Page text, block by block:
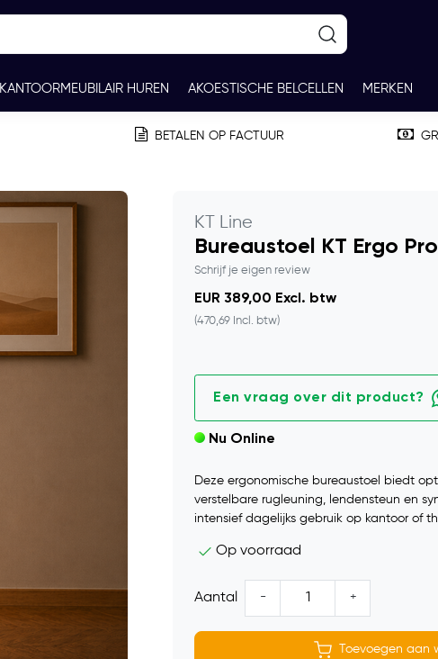
KANTOORMEUBILAIR HUREN AKOESTISCHE BELCELLEN MERKEN
BETALEN OP FACTUUR
KT Line
Bureaustoel KT Ergo
Schrijf je eigen review
EUR 389,00 Excl. btw
(470,69 Incl. btw)
Een vraag over dit product?
Nu Online
Deze ergonomische bureaustoel biedt
verstelbare rugleuning, lendensteun en
intensief dagelijks gebruik op kantoor of
Op voorraad
Aantal - +
Toevoegen aan